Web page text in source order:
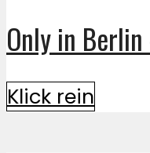
Only in
Klick rein